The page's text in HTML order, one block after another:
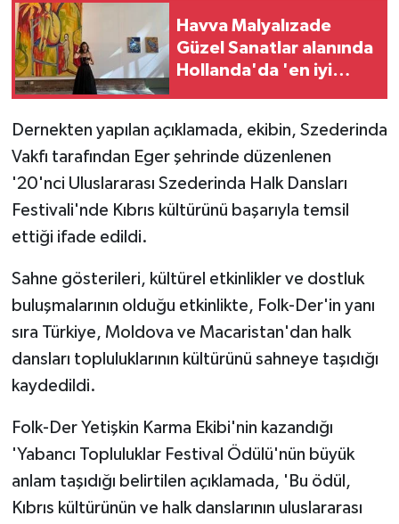
Havva Malyalızade
Güzel Sanatlar alanında
Hollanda'da 'en iyi
Dernekten yapılan açıklamada, ekibin, Szederinda
Vakfı tarafından Eger şehrinde düzenlenen
'20'nci Uluslararası Szederinda Halk Dansları
Festivali'nde Kıbrıs kültürünü başarıyla temsil
ettiği ifade edildi.
Sahne gösterileri, kültürel etkinlikler ve dostluk
buluşmalarının olduğu etkinlikte, Folk-Der'in yanı
sıra Türkiye, Moldova ve Macaristan'dan halk
dansları topluluklarının kültürünü sahneye taşıdığı
kaydedildi.
Folk-Der Yetişkin Karma Ekibi'nin kazandığı
'Yabancı Topluluklar Festival Ödülü'nün büyük
anlam taşıdığı belirtilen açıklamada, 'Bu ödül,
Kıbrıs kültürünün ve halk danslarının uluslararası
LEFKOŞA
MAGAZİN
Nöbetçi Eczaneler
ÖZEL HABER
SİYASET
SPOR
TATLISU
TEKNOLOJİ
TİCARET
YAŞAM